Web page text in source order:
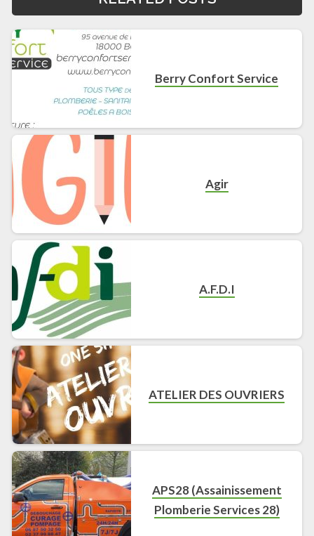
Berry Confort Service
Agir
A.F.D.I
ATELIER DES OUVRIERS
APS28 (Assainissement
Plomberie Services 28)